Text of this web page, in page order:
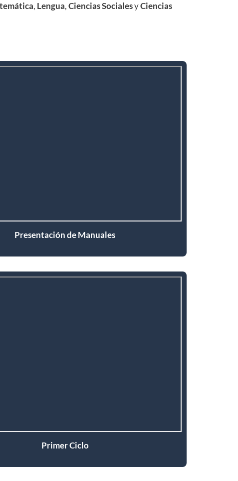
, Lengua,Ciencias SocialesyCiencias
Presentación de Manuales
Primer Ciclo